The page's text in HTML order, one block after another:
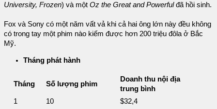
University, Frozen) và một Oz the Great and Powerfulđã hồi sinh.
Fox và Sony có một năm vất vả khi cả hai ông lớn này đều không
có trong tay một phim nào kiếm được hơn 200 triệu đôla ở Bắc
Mỹ.
Tháng phát hành
Tháng Số lượng phim
Doanh thu nội địa
trung bình
1
10
$32,4